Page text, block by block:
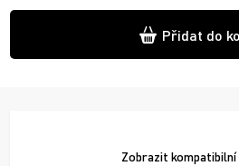
Přidat do
Zobrazit